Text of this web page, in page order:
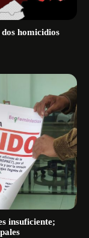
homicidios
insuficiente;